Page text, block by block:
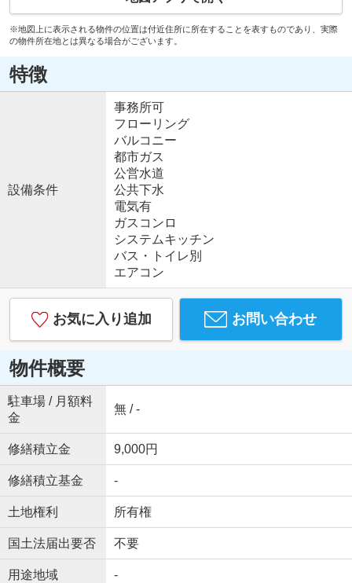
※地図上に表示される物件の位置は付近住所に所在することを表すものであり、実際
の物件所在地とは異なる場合がございます。
特徴
設備条件
事務所可
フローリング
バルコニー
都市ガス
公営水道
公共下水
電気有
ガスコンロ
システムキッチン
バス・トイレ別
エアコン
お気に入り追加 お問い合わせ
物件概要
駐車場 / 月額料
金
無 / -
修繕積立金 9,000円
修繕積立基金 -
土地権利 所有権
国土法届出要否 不要
用途地域 -